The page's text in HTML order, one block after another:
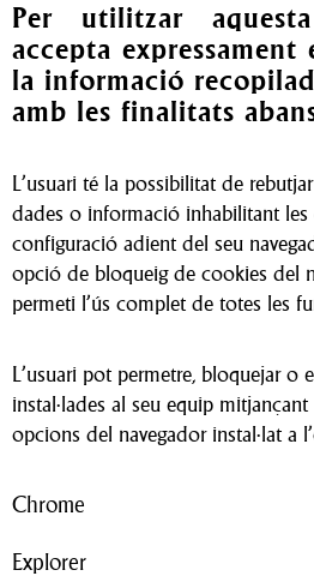
Per utilitzar
accepta
la informació
amb les finalitats
L’usuari té la possibilitat de
dades o informació inhabilitant
configuració adient del seu
opció de bloqueig de cookies del
permeti l’ús complet de totes les
L’usuari pot permetre, bloquejar o
instal·lades al seu equip
opcions del navegador instal·lat a
Chrome
Explorer